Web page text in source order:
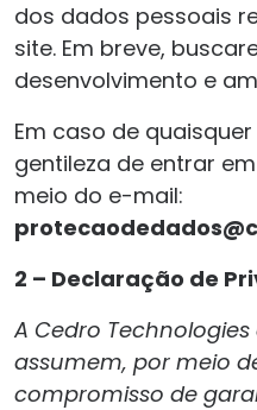
dos dados pessoais
site. Em breve,
desenvolvimento e
Em caso de
gentileza de entrar
meio do e-mail:
2 – Declaração de
A Cedro
assumem, por meio
compromisso de